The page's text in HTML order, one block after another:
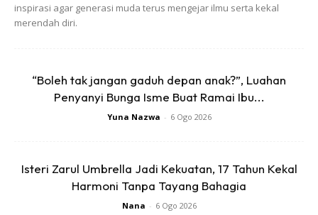
“Doktor, ada tak tips untuk kurangkan
keputihan/gbs?”
adalah mekanisma semula jadi untuk membersihkan dan
inspirasi agar generasi muda terus mengejar ilmu serta kekal
merendah diri.
“Boleh tak jangan gaduh depan anak?”, Luahan
Penyanyi Bunga Isme Buat Ramai Ibu...
Yuna Nazwa - 6 Ogo 2026
Isteri Zarul Umbrella Jadi Kekuatan, 17 Tahun Kekal
Harmoni Tanpa Tayang Bahagia
Nana - 6 Ogo 2026